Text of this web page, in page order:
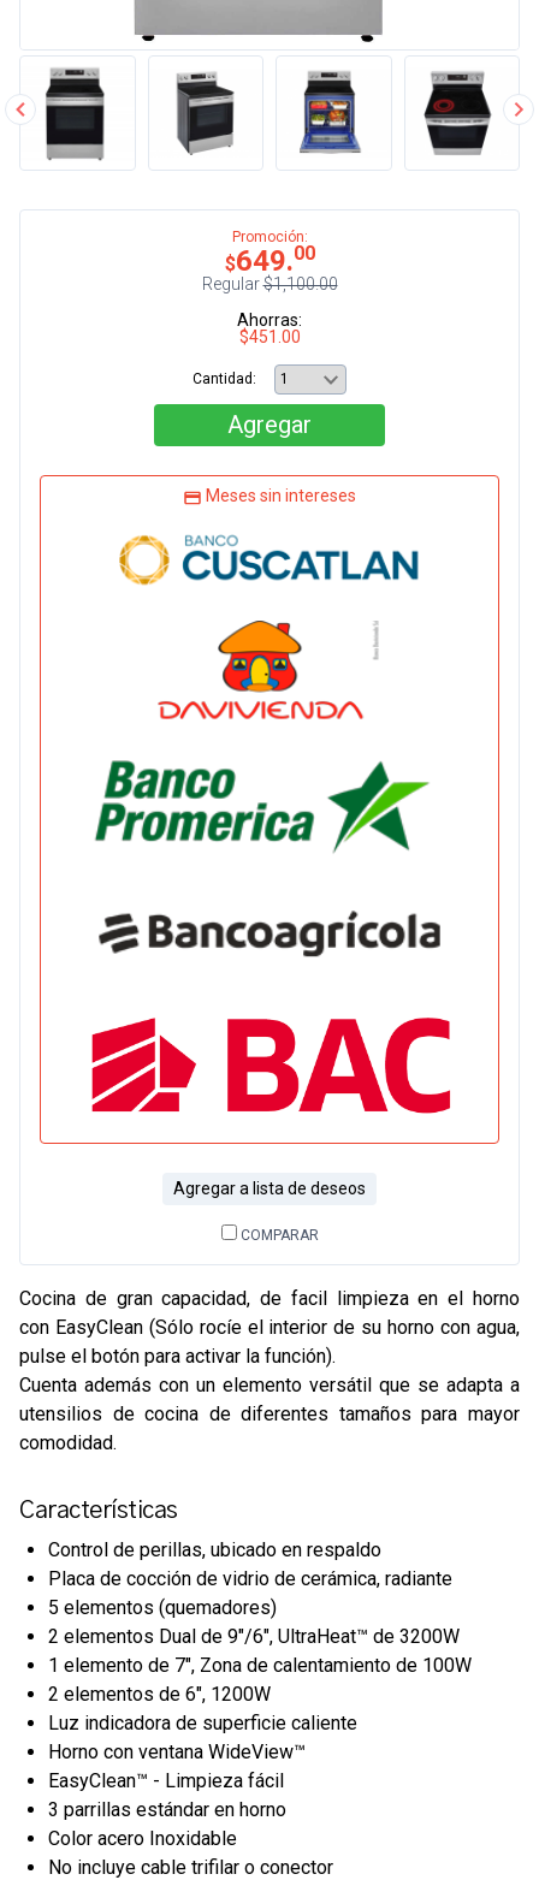
Promoción:
$649.00
Regular$1,100.00
Ahorras:
$451.00
Cantidad:
Agregar
Meses sin intereses
Agregar a lista de deseos
COMPARAR
Cocina de gran capacidad, de facil limpieza en el horno
con EasyClean (Sólo rocíe el interior de su horno con agua,
pulse el botón para activar la función).
Cuenta además con un elemento versátil que se adapta a
utensilios de cocina de diferentes tamaños para mayor
comodidad.
Características
Control de perillas, ubicado en respaldo
Placa de cocción de vidrio de cerámica, radiante
5 elementos (quemadores)
2 elementos Dual de 9"/6", UltraHeat™ de 3200W
1 elemento de 7", Zona de calentamiento de 100W
2 elementos de 6", 1200W
Luz indicadora de superficie caliente
Horno con ventana WideView™
EasyClean™ - Limpieza fácil
3 parrillas estándar en horno
Color acero Inoxidable
No incluye cable trifilar o conector